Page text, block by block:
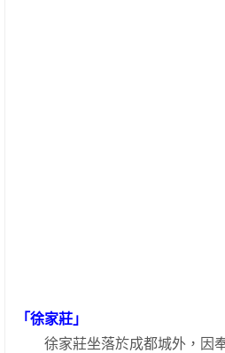
「徐家莊」
徐家莊坐落於成都城外，因奉